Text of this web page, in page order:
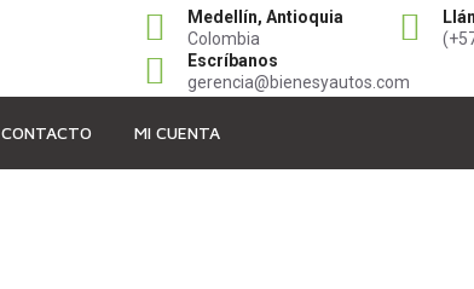
Medellín, Antioquia
Colombia
Escríbanos
gerencia@bienesyautos.com
CONTACTO MI CUENTA